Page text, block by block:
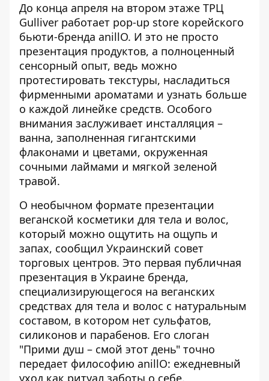
До конца апреля на втором этаже ТРЦ
Gulliver работает pop-up store корейского
бьюти-бренда anillO. И это не просто
презентация продуктов, а полноценный
сенсорный опыт, ведь можно
протестировать текстуры, насладиться
фирменными ароматами и узнать больше
о каждой линейке средств. Особого
внимания заслуживает инсталляция –
ванна, заполненная гигантскими
флаконами и цветами, окруженная
сочными лаймами и мягкой зеленой
травой.
О необычном формате презентации
веганской косметики для тела и волос,
который можно ощутить на ощупь и
запах, сообщил Украинский совет
торговых центров. Это первая публичная
презентация в Украине бренда,
специализирующегося на веганских
средствах для тела и волос с натуральным
составом, в котором нет сульфатов,
силиконов и парабенов. Его слоган
"Прими душ – смой этот день" точно
передает философию anillO: ежедневный
уход как ритуал заботы о себе.